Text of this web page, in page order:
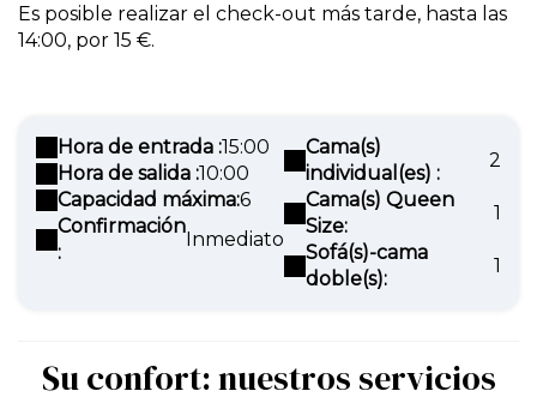
Es posible realizar el check-out más tarde, hasta las
14:00, por 15 €.
Hora de entrada :15:00
Hora de salida :10:00
Capacidad máxima:6
Confirmación
:
Inmediato
Cama(s)
individual(es) :
2
Cama(s) Queen
Size:
1
Sofá(s)-cama
doble(s):
1
Su confort: nuestros servicios